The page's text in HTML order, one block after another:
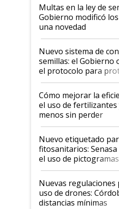
Multas en la ley de
Gobierno modificó
una novedad
Nuevo sistema de
semillas: el Gobierno
el protocolo para
propiedad intelectual
Cómo mejorar la
el uso de
menos sin perder
productividad en la
fina
Nuevo etiquetado
fitosanitarios:
el uso de
palabras de
indicaciones
Nuevas regulaciones
uso de drones:
distancias mínimas